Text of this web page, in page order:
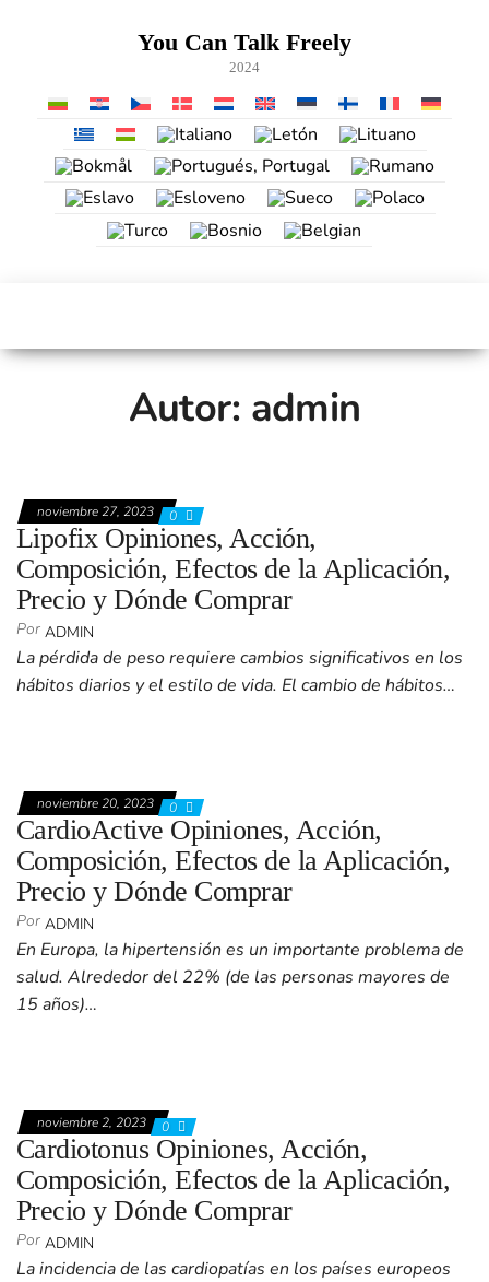
You Can Talk Freely
2024
Autor: admin
noviembre 27, 2023 0
Lipofix Opiniones, Acción,
Composición, Efectos de la Aplicación,
Precio y Dónde Comprar
Por ADMIN
La pérdida de peso requiere cambios significativos en los
hábitos diarios y el estilo de vida. El cambio de hábitos…
noviembre 20, 2023 0
CardioActive Opiniones, Acción,
Composición, Efectos de la Aplicación,
Precio y Dónde Comprar
Por ADMIN
En Europa, la hipertensión es un importante problema de
salud. Alrededor del 22% (de las personas mayores de
15 años)…
noviembre 2, 2023 0
Cardiotonus Opiniones, Acción,
Composición, Efectos de la Aplicación,
Precio y Dónde Comprar
Por ADMIN
La incidencia de las cardiopatías en los países europeos